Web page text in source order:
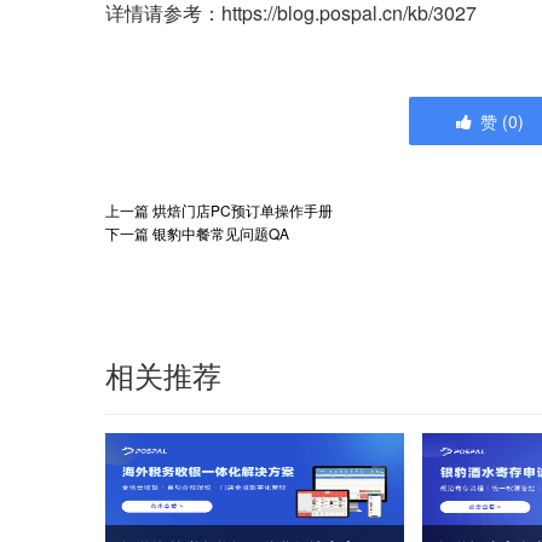
详情请参考：https://blog.pospal.cn/kb/3027
赞 (0)
上一篇烘焙门店PC预订单操作手册
下一篇银豹中餐常见问题QA
相关推荐